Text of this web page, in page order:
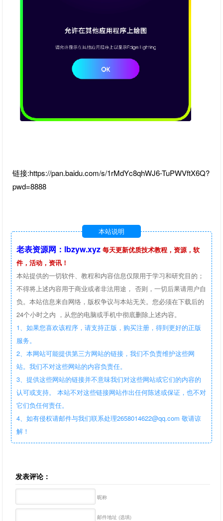
链接:https://pan.baidu.com/s/1rMdYc8qhWJ6-TuPWVftX6Q?
pwd=8888
本站说明
老表资源网：lbzyw.xyz 每天更新优质技术教程，资源，软
件，活动，资讯！
本站提供的一切软件、教程和内容信息仅限用于学习和研究目的；
不得将上述内容用于商业或者非法用途， 否则，一切后果请用户自
负。本站信息来自网络，版权争议与本站无关。您必须在下载后的
24个小时之内 ，从您的电脑或手机中彻底删除上述内容。
1、如果您喜欢该程序，请支持正版，购买注册，得到更好的正版
服务。
2、本网站可能提供第三方网站的链接，我们不负责维护这些网
站。我们不对这些网站的内容负责任。
3、提供这些网站的链接并不意味我们对这些网站或它们的内容的
认可或支持。 本站不对这些链接网站作出任何陈述或保证，也不对
它们负任何责任。
4、如有侵权请邮件与我们联系处理2658014622@qq.com 敬请谅
解！
发表评论：
昵称
邮件地址 (选填)